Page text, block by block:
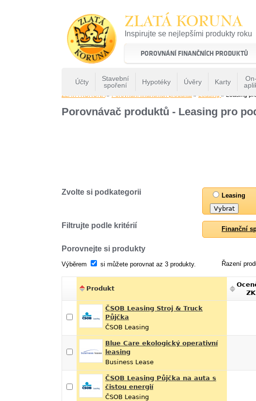
ZLATÁ KORUNA
Inspirujte se nejlepšími produkty roku
22 let tradice a kvality na finančním trhu
POROVNÁNÍ FINANČNÍCH PRODUKTŮ
Účty
Stavební
spoření
Hypotéky Úvěry Karty
ZLATÁ KORUNA» Porovnání finančních produktů » Leasing » Leasing
Porovnávač produktů - Leasing pro
Zvolte si podkategorii Leasing
Filtrujte podle kritérií Finanční
Porovnejte si produkty
Řazení
Výběrem si můžete porovnat az 3 produkty.
Produkt
ZK
ČSOB Leasing Stroj & Truck
Půjčka
ČSOB Leasing
Blue Care ekologický operativní
leasing
Business Lease
ČSOB Leasing Půjčka na auta s
čistou energií
ČSOB Leasing